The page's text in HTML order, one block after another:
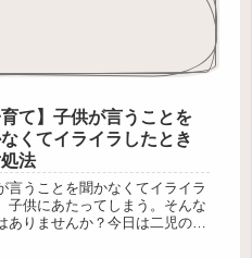
育て】子供が言うことを
くてイライラしたとき
法
言うことを聞かなくてイライラ
子供にあたってしまう。そんな
ありませんか？今日は二児の父